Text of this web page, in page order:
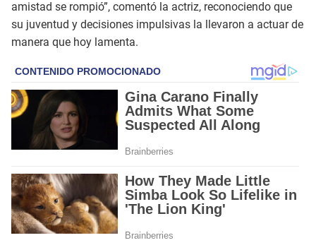
amistad se rompió”, comentó la actriz, reconociendo que
su juventud y decisiones impulsivas la llevaron a actuar de
manera que hoy lamenta.